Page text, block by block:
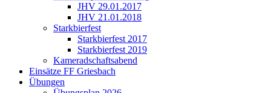
JHV 29.01.2017
JHV 21.01.2018
Starkbierfest
Starkbierfest 2017
Starkbierfest 2019
Kameradschaftsabend
Einsätze FF Griesbach
Übungen